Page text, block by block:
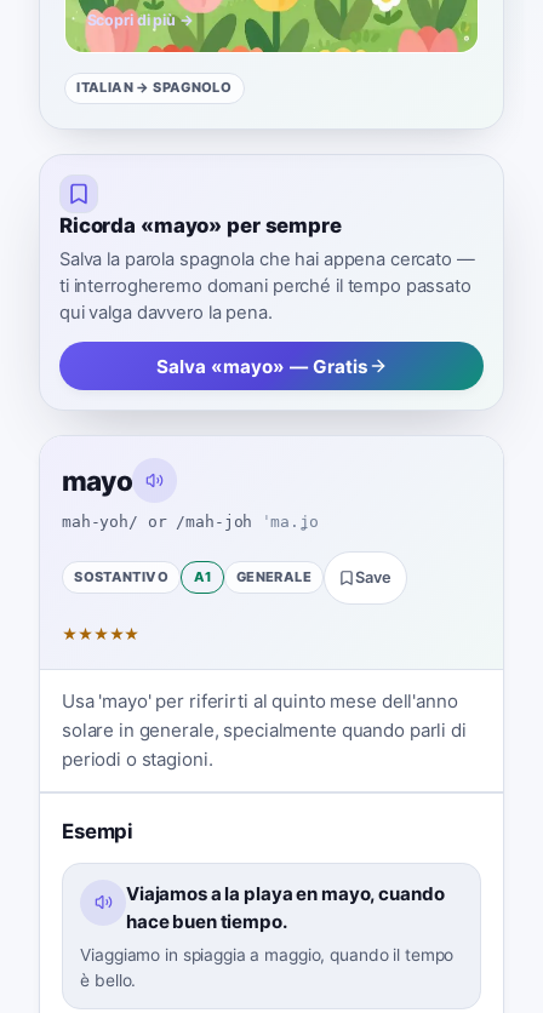
Scopri di più →
ITALIAN → SPAGNOLO
Ricorda «mayo» per sempre
Salva la parola spagnola che hai appena cercato —
ti interrogheremo domani perché il tempo passato
qui valga davvero la pena.
Salva «mayo» — Gratis
mayo
mah-yoh/ or /mah-joh ˈma.ʝo
SOSTANTIVO A1 GENERALE Save
★★★★★
Usa 'mayo' per riferirti al quinto mese dell'anno
solare in generale, specialmente quando parli di
periodi o stagioni.
Esempi
Viajamos a la playa en mayo, cuando
hace buen tiempo.
Viaggiamo in spiaggia a maggio, quando il tempo
è bello.